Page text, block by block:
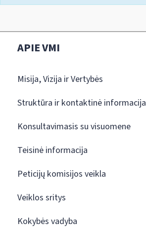
APIE VMI
Misija, Vizija ir Vertybės
Struktūra ir kontaktinė informacija
Konsultavimasis su visuomene
Teisinė informacija
Peticijų komisijos veikla
Veiklos sritys
Kokybės vadyba